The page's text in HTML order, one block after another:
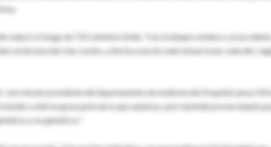
reducir el riesgo de TEV, enfatizó Zoller. Tras el ataque cardiaco y el accidente
cardiovascular más común, y afecta a una de cada mil personas cada año,
Jack Ansell, presidente del departamento de medicina del Hospital Lenox Hill
estudio confirma gran parte de lo que sabemos, pero también provee ímpetu
y no genéticos".